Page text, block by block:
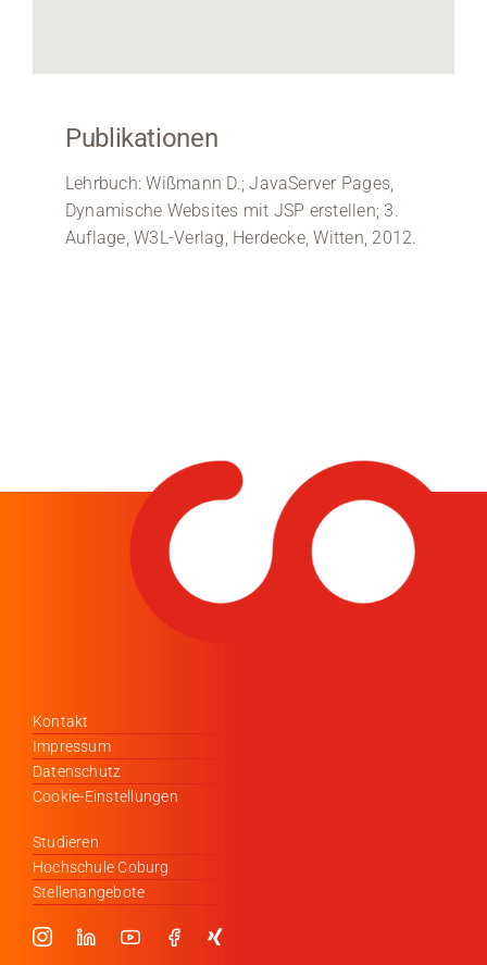
Publikationen
Lehrbuch: Wißmann D.; JavaServer Pages,
Dynamische Websites mit JSP erstellen; 3.
Auflage, W3L-Verlag, Herdecke, Witten, 2012.
Kontakt
Impressum
Datenschutz
Cookie-Einstellungen
Studieren
Hochschule Coburg
Stellenangebote